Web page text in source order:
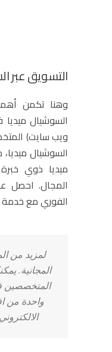
التسويق عبر
وهنا تكمن
السوشيال
ويب سايت)
السوشيال
ميديا ذوي
المجال. احصل
الفوري مع خدمة
لمزيد من
المجانية.
المتخصصين
واحدة من